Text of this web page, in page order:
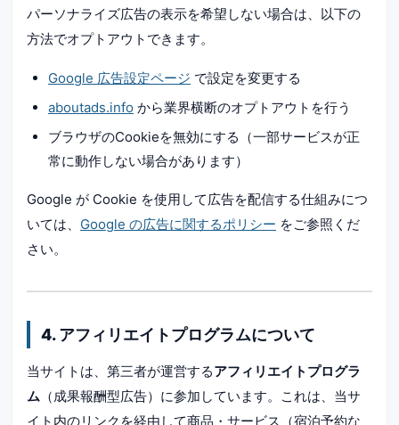
パーソナライズ広告の表示を希望しない場合は、以下の
方法でオプトアウトできます。
Google 広告設定ページ で設定を変更する
aboutads.info から業界横断のオプトアウトを行う
ブラウザのCookieを無効にする（一部サービスが正
常に動作しない場合があります）
Google が Cookie を使用して広告を配信する仕組みにつ
いては、 Google の広告に関するポリシー をご参照くだ
さい。
4. アフィリエイトプログラムについて
当サイトは、第三者が運営するアフィリエイトプログラ
ム （成果報酬型広告）に参加しています。これは、当サ
イト内のリンクを経由して商品・サービス（宿泊予約な